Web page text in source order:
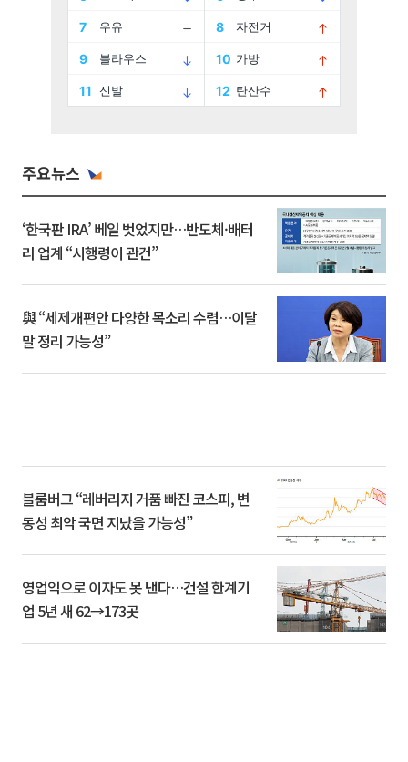
주요뉴스
‘한국판 IRA’ 베일 벗었지만…반도체·배터
리 업계 “시행령이 관건”
與 “세제개편안 다양한 목소리 수렴…이달
말 정리 가능성”
블룸버그 “레버리지 거품 빠진 코스피, 변
동성 최악 국면 지났을 가능성”
영업익으로 이자도 못 낸다…건설 한계기
업 5년 새 62→173곳